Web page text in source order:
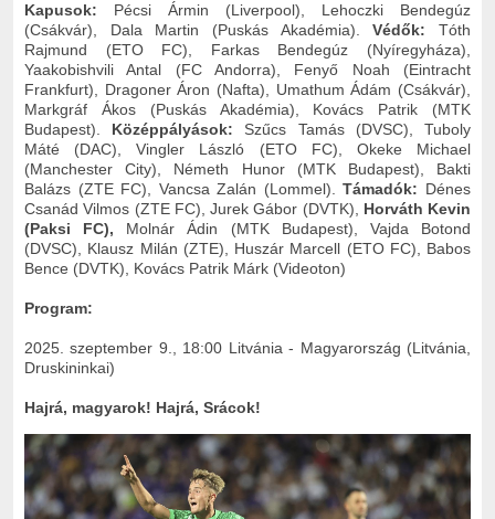
Kapusok: Pécsi Ármin (Liverpool), Lehoczki Bendegúz
(Csákvár), Dala Martin (Puskás Akadémia). Védők: Tóth
Rajmund (ETO FC), Farkas Bendegúz (Nyíregyháza),
Yaakobishvili Antal (FC Andorra), Fenyő Noah (Eintracht
Frankfurt), Dragoner Áron (Nafta), Umathum Ádám (Csákvár),
Markgráf Ákos (Puskás Akadémia), Kovács Patrik (MTK
Budapest). Középpályások: Szűcs Tamás (DVSC), Tuboly
Máté (DAC), Vingler László (ETO FC), Okeke Michael
(Manchester City), Németh Hunor (MTK Budapest), Bakti
Balázs (ZTE FC), Vancsa Zalán (Lommel).Támadók: Dénes
Csanád Vilmos (ZTE FC), Jurek Gábor (DVTK), Horváth Kevin
(Paksi FC), Molnár Ádin (MTK Budapest), Vajda Botond
(DVSC), Klausz Milán (ZTE), Huszár Marcell (ETO FC), Babos
Bence (DVTK), Kovács Patrik Márk (Videoton)
Program:
2025. szeptember 9., 18:00 Litvánia - Magyarország (Litvánia,
Druskininkai)
Hajrá, magyarok! Hajrá, Srácok!